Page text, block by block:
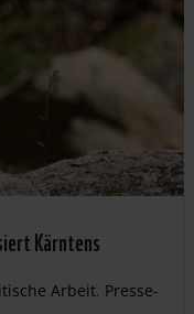
Kärntens
Arbeit, Presse-